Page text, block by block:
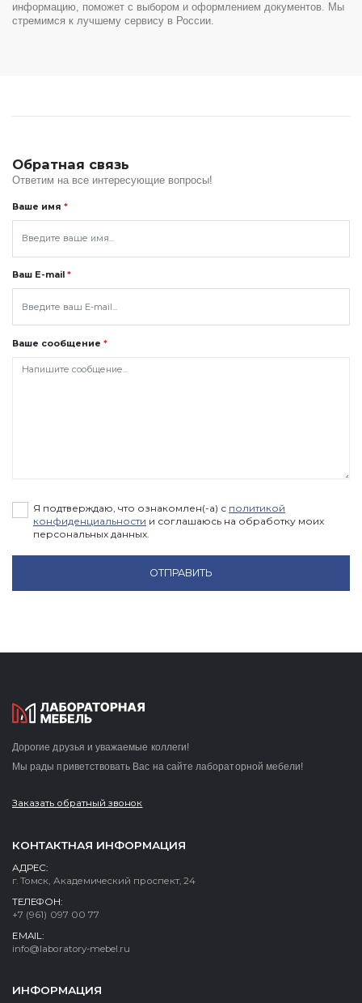
информацию, поможет с выбором и оформлением документов. Мы
стремимся к лучшему сервису в России.
Обратная связь
Ответим на все интересующие вопросы!
Ваше имя *
Ваш E-mail *
Ваше сообщение *
Я подтверждаю, что ознакомлен(-а) с политикой
конфиденциальности и соглашаюсь на обработку моих
персональных данных.
ОТПРАВИТЬ
Дорогие друзья и уважаемые коллеги!
Мы рады приветствовать Вас на сайте лабораторной мебели!
Заказать обратный звонок
КОНТАКТНАЯ ИНФОРМАЦИЯ
АДРЕС:
г. Томск, Академический проспект, 24
ТЕЛЕФОН:
+7 (961) 097 00 77
EMAIL:
info@laboratory-mebel.ru
ИНФОРМАЦИЯ